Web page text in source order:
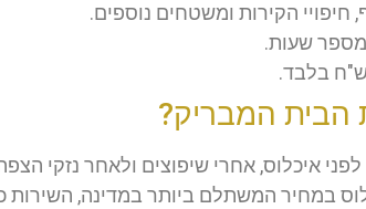
חיפויי הקירות ומשטחים נוספים.
מספר שעות.
הבית המבריק?
איכלוס, אחרי שיפוצים ולאחר נזקי
במחיר המשתלם ביותר במדינה, השירות